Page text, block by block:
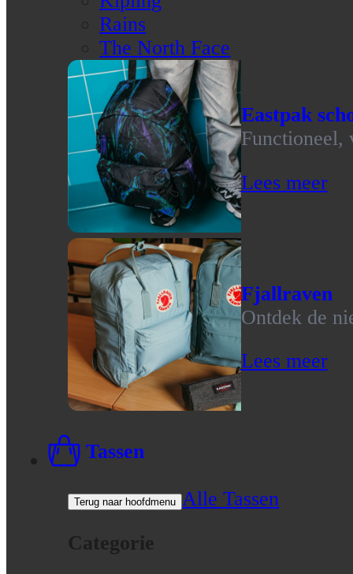
Rains
The North Face
Eastpak
Functioneel,
Lees meer
Fjallraven
Ontdek de
Lees meer
Tassen
Terug naar hoofdmenu Alle Tassen
Categorie